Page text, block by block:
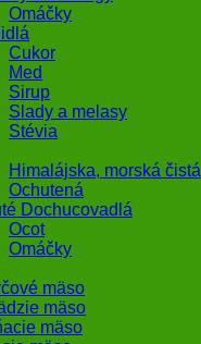
Omáčky
Cukor
Med
Sirup
Slady a melasy
Stévia
Himalájska, morská čistá
Ochutená
Dochucovadlá
Ocot
Omáčky
mäso
mäso
mäso